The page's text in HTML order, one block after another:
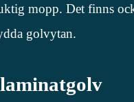
mopp. Det finns
golvytan.